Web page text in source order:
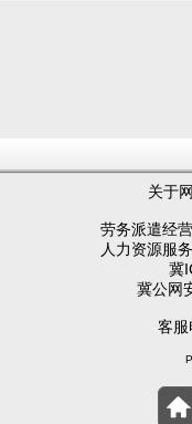
关于
劳务派遣经
人力资源服
冀
冀公网
客